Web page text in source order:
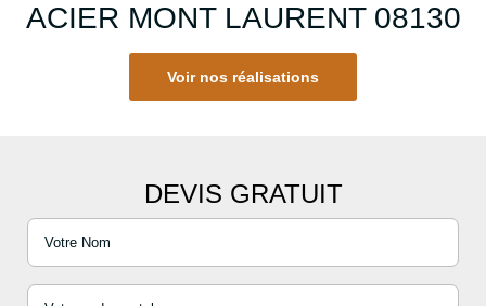
ACIER MONT LAURENT 08130
Voir nos réalisations
DEVIS GRATUIT